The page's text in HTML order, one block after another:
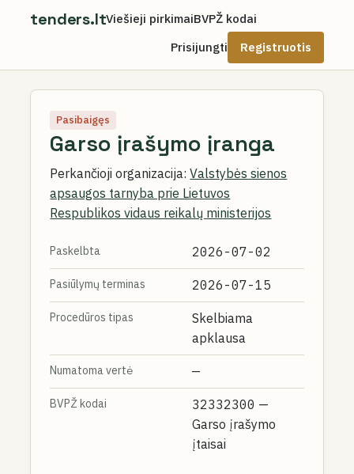
tenders.ltViešieji pirkimaiBVPŽ kodai
Prisijungti
Registruotis
Pasibaigęs
Garso įrašymo įranga
Perkančioji organizacija:Valstybės sienos
apsaugos tarnyba prie Lietuvos
Respublikos vidaus reikalų ministerijos
Paskelbta 2026-07-02
Pasiūlymų terminas 2026-07-15
Procedūros tipas
Skelbiama
apklausa
Numatoma vertė —
BVPŽ kodai 32332300 —
Garso įrašymo
įtaisai